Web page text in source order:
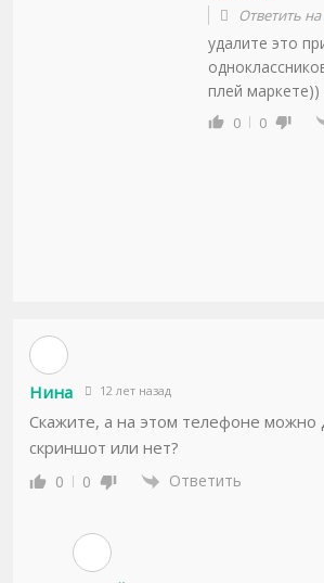
Ответить на
удалите это
плей маркете))
0 0
Нина 12 лет назад
Скажите, а на этом телефоне можно
скриншот или нет?
0 0 Ответить